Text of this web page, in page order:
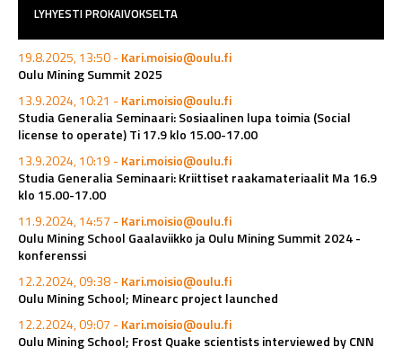
LYHYESTI PROKAIVOKSELTA
19.8.2025, 13:50 -Kari.moisio@oulu.fi
Oulu Mining Summit 2025
13.9.2024, 10:21 -Kari.moisio@oulu.fi
Studia Generalia Seminaari: Sosiaalinen lupa toimia (Social
license to operate) Ti 17.9 klo 15.00-17.00
13.9.2024, 10:19 -Kari.moisio@oulu.fi
Studia Generalia Seminaari: Kriittiset raakamateriaalit Ma 16.9
klo 15.00-17.00
11.9.2024, 14:57 -Kari.moisio@oulu.fi
Oulu Mining School Gaalaviikko ja Oulu Mining Summit 2024 -
konferenssi
12.2.2024, 09:38 -Kari.moisio@oulu.fi
Oulu Mining School; Minearc project launched
12.2.2024, 09:07 -Kari.moisio@oulu.fi
Oulu Mining School; Frost Quake scientists interviewed by CNN